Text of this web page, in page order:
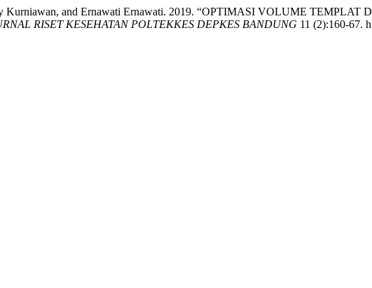
Kurniawan, and Ernawati Ernawati. 2019. “OPTIMASI VOLUME
RISET KESEHATAN POLTEKKES DEPKES BANDUNG 11 (2):160-67.